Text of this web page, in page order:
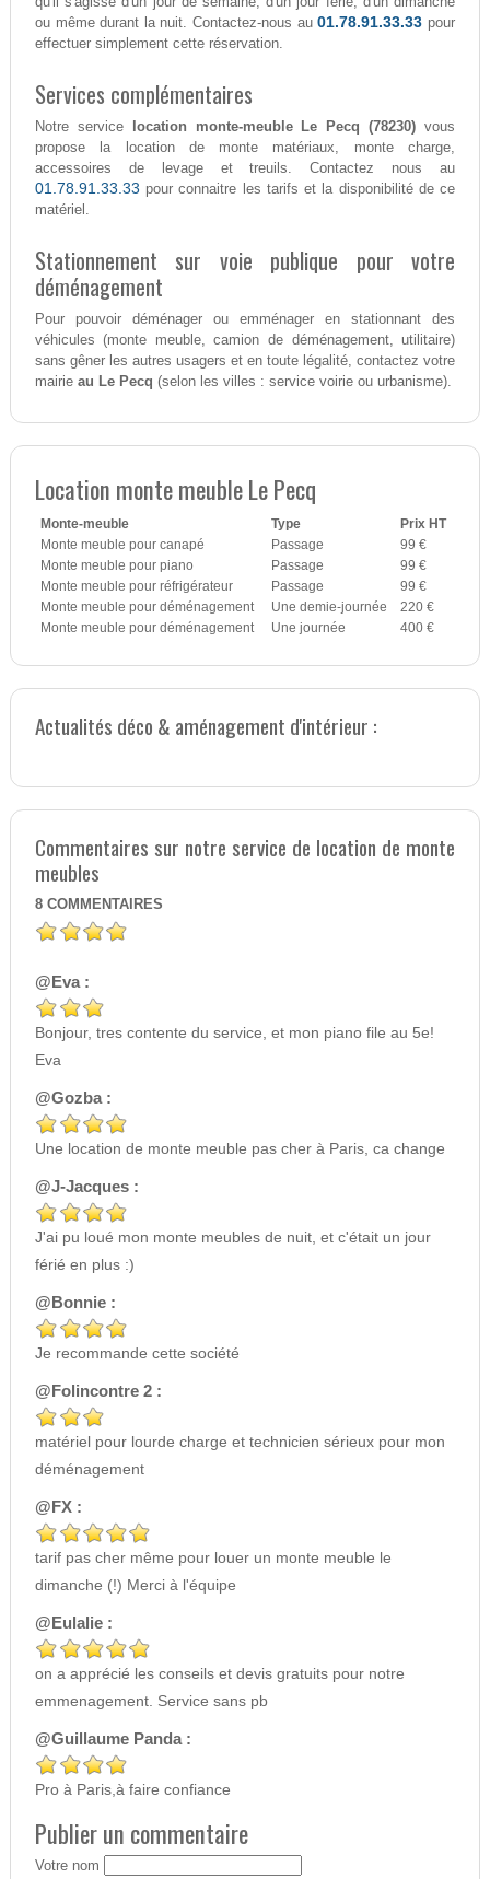
ou même durant la nuit. Contactez-nous au01.78.91.33.33 pour
effectuer simplement cette réservation.
Services complémentaires
Notre service location monte-meuble Le Pecq (78230) vous
propose la location de monte matériaux, monte charge,
accessoires de levage et treuils. Contactez nous au
01.78.91.33.33 pour connaitre les tarifs et la disponibilité de ce
matériel.
Stationnement sur voie publique pour votre
déménagement
Pour pouvoir déménager ou emménager en stationnant des
véhicules (monte meuble, camion de déménagement, utilitaire)
sans gêner les autres usagers et en toute légalité, contactez votre
mairie au Le Pecq (selon les villes : service voirie ou urbanisme).
Location monte meuble Le Pecq
Monte-meuble Type
Prix HT
Monte meuble pour canapé
Passage
99 €
Monte meuble pour piano
Passage
99 €
Monte meuble pour réfrigérateur
Passage
99 €
Monte meuble pour déménagement
Une demie-journée
220 €
Monte meuble pour déménagement
Une journée 400 €
Actualités déco & aménagement d'intérieur :
Commentaires sur notre service de location de monte
meubles
8 COMMENTAIRES
@Eva :
Bonjour, tres contente du service, et mon piano file au 5e!
Eva
@Gozba :
Une location de monte meuble pas cher à Paris, ca change
@J-Jacques :
J'ai pu loué mon monte meubles de nuit, et c'était un jour
férié en plus :)
@Bonnie :
Je recommande cette société
@Folincontre 2 :
matériel pour lourde charge et technicien sérieux pour mon
déménagement
@FX :
tarif pas cher même pour louer un monte meuble le
dimanche (!) Merci à l'équipe
@Eulalie :
on a apprécié les conseils et devis gratuits pour notre
emmenagement. Service sans pb
@Guillaume Panda :
Pro à Paris,à faire confiance
Publier un commentaire
Votre nom